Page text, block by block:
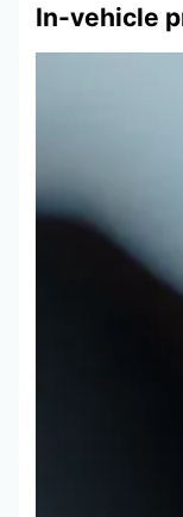
In-vehicle